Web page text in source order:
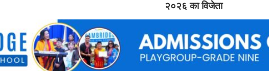
२०२६ का विजेता